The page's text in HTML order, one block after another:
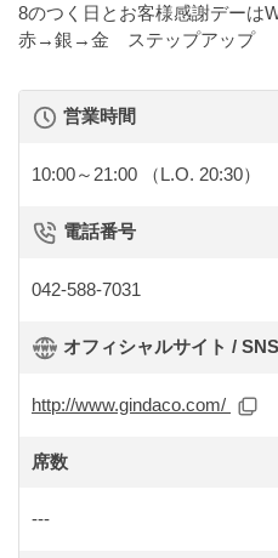
8のつく日とお客様感謝デーは
赤→銀→金 ステップアップ
営業時間
10:00～21:00 （L.O. 20:30）
電話番号
042-588-7031
オフィシャルサイト / SNS
http://www.gindaco.com/
席数
---